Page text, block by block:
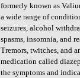
formerly known as
a wide range of
seizures, alcohol
spasms, insomnia, and
Tremors, twitches, and
medication called
the symptoms and